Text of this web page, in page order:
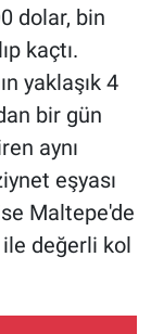
dolar, bin
kaçtı.
yaklaşık 4
bir gün
aynı
eşyası
Maltepe'de
değerli kol